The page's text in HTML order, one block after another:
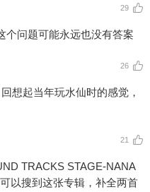
29
个问题可能永远也没有答案
26
想起当年玩水仙时的感觉，
21
TRACKS STAGE-NANA
以搜到这张专辑，补全两首